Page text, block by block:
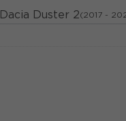
Dacia Duster 2(2017 -